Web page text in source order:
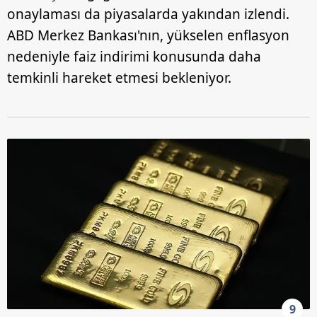
onaylaması da piyasalarda yakından izlendi.
ABD Merkez Bankası'nın, yükselen enflasyon
nedeniyle faiz indirimi konusunda daha
temkinli hareket etmesi bekleniyor.
9